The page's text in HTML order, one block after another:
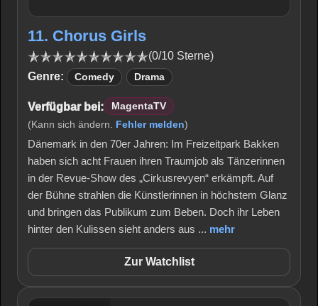
11. Chorus Girls
(0/10 Sterne)
Genre:
Comedy Drama
Verfügbar bei:
MagentaTV
(Kann sich ändern. Fehler melden)
Dänemark in den 70er Jahren: Im Freizeitpark Bakken
haben sich acht Frauen ihren Traumjob als Tänzerinnen
in der Revue-Show des „Cirkusrevyen“ erkämpft. Auf
der Bühne strahlen die Künstlerinnen in höchstem Glanz
und bringen das Publikum zum Beben. Doch ihr Leben
hinter den Kulissen sieht anders aus ... mehr
Zur Watchlist